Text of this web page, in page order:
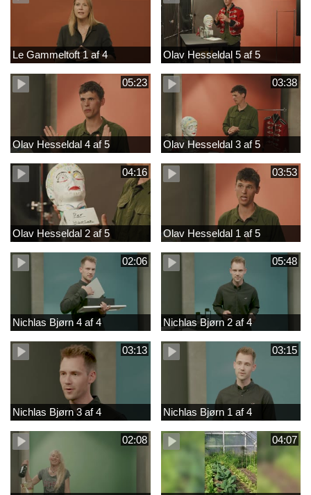
Le Gammeltoft 1 af 4 Olav Hesseldal 5 af 5
05:23
Olav Hesseldal 4 af 5
03:38
Olav Hesseldal 3 af 5
04:16
Olav Hesseldal 2 af 5
03:53
Olav Hesseldal 1 af 5
02:06
Nichlas Bjørn 4 af 4
05:48
Nichlas Bjørn 2 af 4
03:13
Nichlas Bjørn 3 af 4
03:15
Nichlas Bjørn 1 af 4
02:08 04:07